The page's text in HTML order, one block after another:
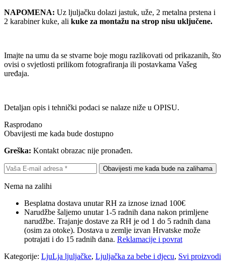
NAPOMENA: Uz ljuljačku dolazi jastuk, uže, 2 metalna prstena i
2 karabiner kuke, ali kuke za montažu na strop nisu uključene.
Imajte na umu da se stvarne boje mogu razlikovati od prikazanih, što
ovisi o svjetlosti prilikom fotografiranja ili postavkama Vašeg
uređaja.
Detaljan opis i tehnički podaci se nalaze niže u OPISU.
Rasprodano
Obavijesti me kada bude dostupno
Greška: Kontakt obrazac nije pronađen.
Nema na zalihi
Besplatna dostava unutar RH za iznose iznad 100€
Narudžbe šaljemo unutar 1-5 radnih dana nakon primljene
narudžbe. Trajanje dostave za RH je od 1 do 5 radnih dana
(osim za otoke). Dostava u zemlje izvan Hrvatske može
potrajati i do 15 radnih dana. Reklamacije i povrat
Kategorije: LjuLja ljuljačke, Ljuljačka za bebe i djecu, Svi proizvodi